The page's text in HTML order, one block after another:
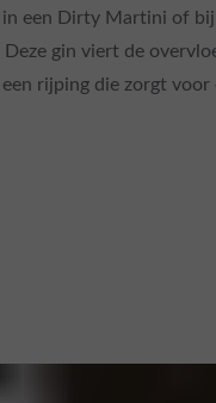
een Dirty Martini of
Deze gin viert de
rijping die zorgt voor